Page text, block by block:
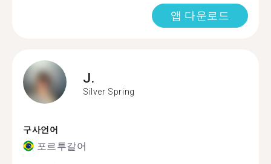
앱 다운로드
J.
Silver Spring
구사언어
포르투갈어